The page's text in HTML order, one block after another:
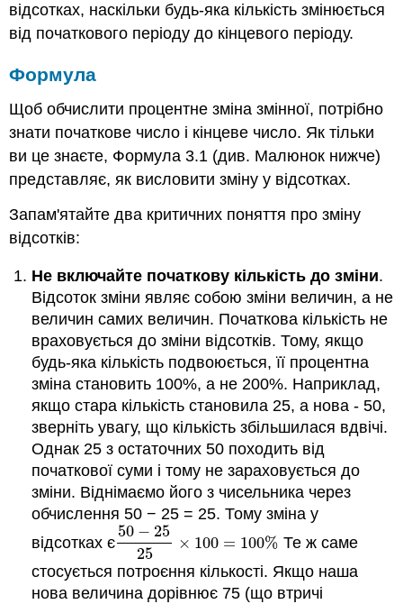
відсотках, наскільки будь-яка кількість змінюється
від початкового періоду до кінцевого періоду.
Формула
Щоб обчислити процентне зміна змінної, потрібно
знати початкове число і кінцеве число. Як тільки
ви це знаєте, Формула 3.1 (див. Малюнок нижче)
представляє, як висловити зміну у відсотках.
Запам'ятайте два критичних поняття про зміну
відсотків:
Не включайте початкову кількість до зміни.
Відсоток зміни являє собою зміни величин, а не
величин самих величин. Початкова кількість не
враховується до зміни відсотків. Тому, якщо
будь-яка кількість подвоюється, її процентна
зміна становить 100%, а не 200%. Наприклад,
якщо стара кількість становила 25, а нова - 50,
зверніть увагу, що кількість збільшилася вдвічі.
Однак 25 з остаточних 50 походить від
початкової суми і тому не зараховується до
зміни. Віднімаємо його з чисельника через
обчислення 50 − 25 = 25. Тому зміна у
відсотках є
50 − 25
25
× 100 = 100%
50−2525 × 100=100%
Те ж саме
стосується потроєння кількості. Якщо наша
нова величина дорівнює 75 (що втричі